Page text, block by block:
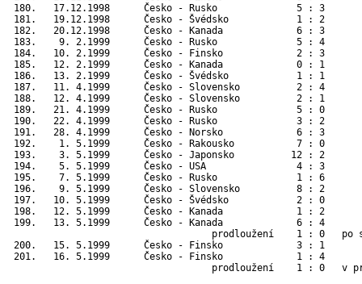
180.   17.12.1998      Česko - Rusko              5 : 3
181.   19.12.1998      Česko - Švédsko            1 : 2
182.   20.12.1998      Česko - Kanada             6 : 3
183.    9. 2.1999      Česko - Rusko              5 : 4
184.   10. 2.1999      Česko - Finsko             2 : 3
185.   12. 2.1999      Česko - Kanada             0 : 1
186.   13. 2.1999      Česko - Švédsko            1 : 1
187.   11. 4.1999      Česko - Slovensko          2 : 4
188.   12. 4.1999      Česko - Slovensko          2 : 1
189.   21. 4.1999      Česko - Rusko              5 : 0
190.   22. 4.1999      Česko - Rusko              3 : 2
191.   28. 4.1999      Česko - Norsko             6 : 3
192.    1. 5.1999      Česko - Rakousko
193.    3. 5.1999      Česko - Japonsko
194.    5. 5.1999      Česko - USA
195.    7. 5.1999      Česko - Rusko
196.    9. 5.1999      Česko - Slovensko
197.   10. 5.1999      Česko - Švédsko
198.   12. 5.1999      Česko - Kanada
199.   13. 5.1999      Česko - Kanada
prodloužení    1 : 0   po
200.   15. 5.1999      Česko - Finsko
201.   16. 5.1999      Česko - Finsko
prodloužení    1 : 0   v